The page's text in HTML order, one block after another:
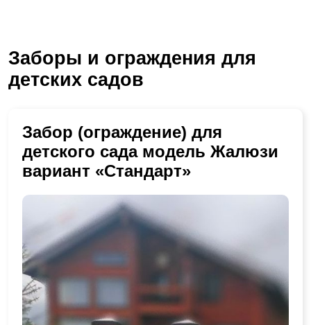
Заборы и ограждения для
детских садов
Забор (ограждение) для
детского сада модель Жалюзи
вариант «Стандарт»